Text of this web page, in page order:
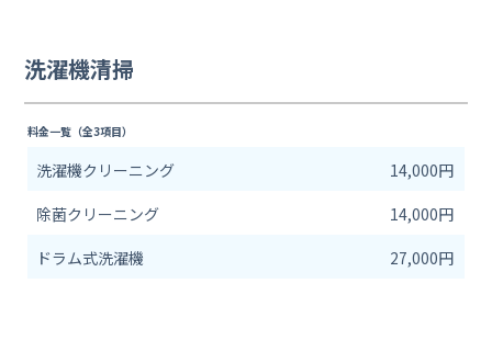
洗濯機清掃
料金一覧（全3項目）
洗濯機クリーニング
14,000円
除菌クリーニング
14,000円
ドラム式洗濯機
27,000円